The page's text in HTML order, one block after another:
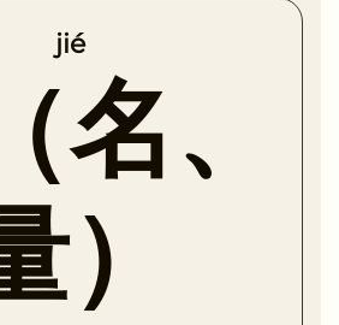
jié
名、
）